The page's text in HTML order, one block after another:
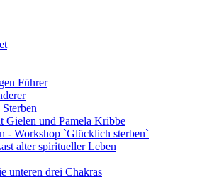
Führer
Gielen und Pamela Kribbe
- Workshop `Glücklich sterben`
alter spiritueller Leben
unteren drei Chakras